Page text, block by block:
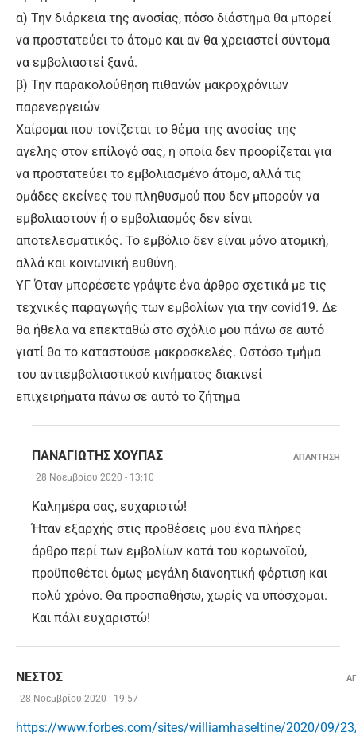
α) Την διάρκεια της ανοσίας, πόσο διάστημα θα μπορεί
να προστατεύει το άτομο και αν θα χρειαστεί σύντομα
να εμβολιαστεί ξανά.
β) Την παρακολούθηση πιθανών μακροχρόνιων
παρενεργειών
Χαίρομαι που τονίζεται το θέμα της ανοσίας της
αγέλης στον επίλογό σας, η οποία δεν προορίζεται για
να προστατεύει το εμβολιασμένο άτομο, αλλά τις
ομάδες εκείνες του πληθυσμού που δεν μπορούν να
εμβολιαστούν ή ο εμβολιασμός δεν είναι
αποτελεσματικός. Το εμβόλιο δεν είναι μόνο ατομική,
αλλά και κοινωνική ευθύνη.
ΥΓ Όταν μπορέσετε γράψτε ένα άρθρο σχετικά με τις
τεχνικές παραγωγής των εμβολίων για την covid19. Δε
θα ήθελα να επεκταθώ στο σχόλιο μου πάνω σε αυτό
γιατί θα το καταστούσε μακροσκελές. Ωστόσο τμήμα
του αντιεμβολιαστικού κινήματος διακινεί
επιχειρήματα πάνω σε αυτό το ζήτημα
ΠΑΝΑΓΙΏΤΗΣ ΧΟΎΠΑΣ
28 Νοεμβρίου 2020 - 13:10
Καλημέρα σας, ευχαριστώ!
Ήταν εξαρχής στις προθέσεις μου ένα πλήρες
άρθρο περί των εμβολίων κατά του κορωνοϊού,
προϋποθέτει όμως μεγάλη διανοητική φόρτιση και
πολύ χρόνο. Θα προσπαθήσω, χωρίς να υπόσχομαι.
Και πάλι ευχαριστώ!
ΑΠΑΝΤΗΣΗ
ΝΕΣΤΟΣ
28 Νοεμβρίου 2020 - 19:57
https://www.forbes.com/sites/williamhaseltine/2020/09/